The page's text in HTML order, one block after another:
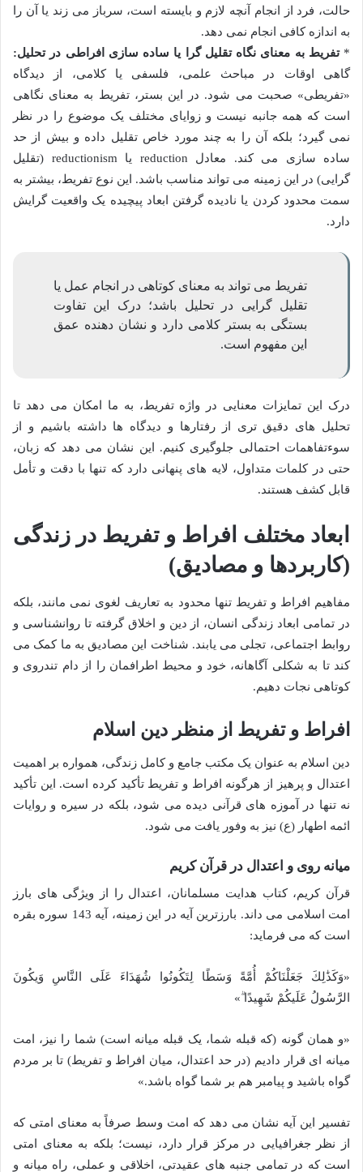
حالت، فرد از انجام آنچه لازم و بایسته است، سرباز می زند یا آن را
به اندازه کافی انجام نمی دهد.
*تفریط به معنای نگاه تقلیل گرا یا ساده سازی افراطی در تحلیل:
گاهی اوقات در مباحث علمی، فلسفی یا کلامی، از دیدگاه
«تفریطی» صحبت می شود. در این بستر، تفریط به معنای نگاهی
است که همه جانبه نیست و زوایای مختلف یک موضوع را در نظر
نمی گیرد؛ بلکه آن را به چند مورد خاص تقلیل داده و بیش از حد
ساده سازی می کند. معادل reduction یا reductionism (تقلیل
گرایی) در این زمینه می تواند مناسب باشد. این نوع تفریط، بیشتر به
سمت محدود کردن یا نادیده گرفتن ابعاد پیچیده یک واقعیت گرایش
دارد.
تفریط می تواند به معنای کوتاهی در انجام عمل یا
تقلیل گرایی در تحلیل باشد؛ درک این تفاوت
بستگی به بستر کلامی دارد و نشان دهنده عمق
این مفهوم است.
درک این تمایزات معنایی در واژه تفریط، به ما امکان می دهد تا
تحلیل های دقیق تری از رفتارها و دیدگاه ها داشته باشیم و از
سوءتفاهمات احتمالی جلوگیری کنیم. این نشان می دهد که زبان،
حتی در کلمات متداول، لایه های پنهانی دارد که تنها با دقت و تأمل
قابل کشف هستند.
ابعاد مختلف افراط و تفریط در زندگی
(کاربردها و مصادیق)
مفاهیم افراط و تفریط تنها محدود به تعاریف لغوی نمی مانند، بلکه
در تمامی ابعاد زندگی انسان، از دین و اخلاق گرفته تا روانشناسی و
روابط اجتماعی، تجلی می یابند. شناخت این مصادیق به ما کمک می
کند تا به شکلی آگاهانه، خود و محیط اطرافمان را از دام تندروی و
کوتاهی نجات دهیم.
افراط و تفریط از منظر دین اسلام
دین اسلام به عنوان یک مکتب جامع و کامل زندگی، همواره بر اهمیت
اعتدال و پرهیز از هرگونه افراط و تفریط تأکید کرده است. این تأکید
نه تنها در آموزه های قرآنی دیده می شود، بلکه در سیره و روایات
ائمه اطهار (ع) نیز به وفور یافت می شود.
میانه روی و اعتدال در قرآن کریم
قرآن کریم، کتاب هدایت مسلمانان، اعتدال را از ویژگی های بارز
امت اسلامی می داند. بارزترین آیه در این زمینه، آیه 143 سوره بقره
است که می فرماید:
«وَكَذَٰلِكَ جَعَلْنَاكُمْ أُمَّةً وَسَطًا لِتَكُونُوا شُهَدَاءَ عَلَى النَّاسِ وَیكُونَ
الرَّسُولُ عَلَیكُمْ شَهِیدًا ۗ»
«و همان گونه (که قبله شما، یک قبله میانه است) شما را نیز، امت
میانه ای قرار دادیم (در حد اعتدال، میان افراط و تفریط) تا بر مردم
گواه باشید و پیامبر هم بر شما گواه باشد.»
تفسیر این آیه نشان می دهد که امت وسط صرفاً به معنای امتی که
از نظر جغرافیایی در مرکز قرار دارد، نیست؛ بلکه به معنای امتی
است که در تمامی جنبه های عقیدتی، اخلاقی و عملی، راه میانه و